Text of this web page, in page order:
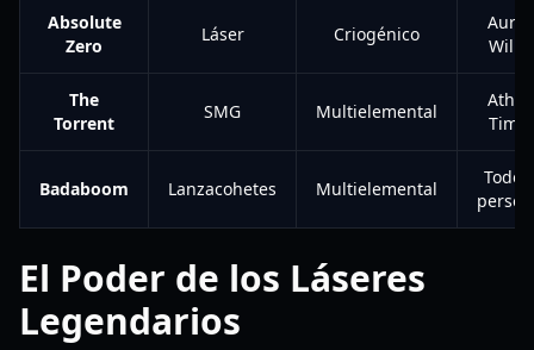
Absolute
Zero
Láser Criogénico
The
Torrent
SMG Multielemental
Badaboom Lanzacohetes Multielemental
El Poder de los Láseres
Legendarios